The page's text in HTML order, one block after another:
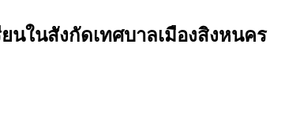
ในสังกัดเทศบาลเมืองสิงหนคร